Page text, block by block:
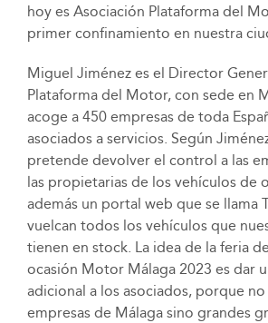
hoy es Asociación Plataforma del
primer confinamiento en nuestra
Miguel Jiménez es el Director
Plataforma del Motor, con sede en
acoge a 450 empresas de toda
asociados a servicios. Según
pretende devolver el control a las
las propietarias de los vehículos de
además un portal web que se llama
vuelcan todos los vehículos que
tienen en stock. La idea de la feria
ocasión Motor Málaga 2023 es dar
adicional a los asociados, porque
empresas de Málaga sino grandes